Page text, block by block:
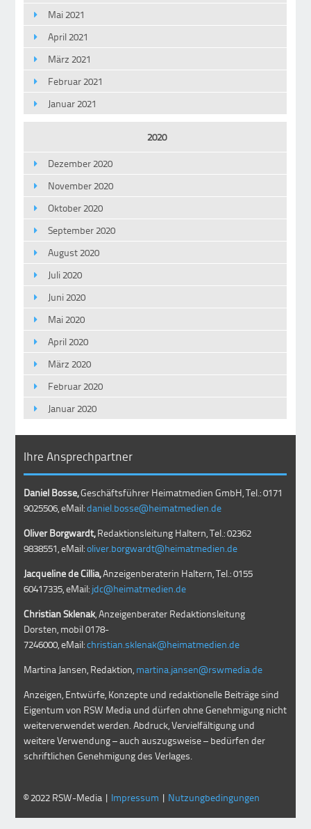
Mai 2021
April 2021
März 2021
Februar 2021
Januar 2021
2020
Dezember 2020
November 2020
Oktober 2020
September 2020
August 2020
Juli 2020
Juni 2020
Mai 2020
April 2020
März 2020
Februar 2020
Januar 2020
Ihre Ansprechpartner
Daniel Bosse,Geschäftsführer Heimatmedien GmbH, Tel.: 0171
9025506, eMail:daniel.bosse@heimatmedien.de
Oliver Borgwardt,Redaktionsleitung Haltern, Tel.: 02362
9838551, eMail:oliver.borgwardt@heimatmedien.de
Jacqueline de Cillia,Anzeigenberaterin Haltern, Tel.: 0155
60417335, eMail: jdc@heimatmedien.de
Christian Sklenak, Anzeigenberater Redaktionsleitung
Dorsten, mobil0178-
7246000, eMail:christian.sklenak@heimatmedien.de
Martina Jansen, Redaktion, martina.jansen@rswmedia.de
Anzeigen, Entwürfe, Konzepte und redaktionelle Beiträge sind
Eigentum von RSW Media und dürfen ohne Genehmigung nicht
weiterverwendet werden. Abdruck, Vervielfältigung und
weitere Verwendung – auch auszugsweise – bedürfen der
schriftlichen Genehmigung des Verlages.
© 2022 RSW-Media | Impressum | Nutzungbedingungen